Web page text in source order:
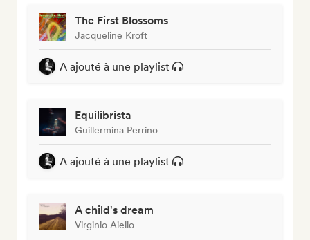
The First Blossoms
Jacqueline Kroft
A ajouté à une playlist
Equilibrista
Guillermina Perrino
A ajouté à une playlist
A child's dream
Virginio Aiello